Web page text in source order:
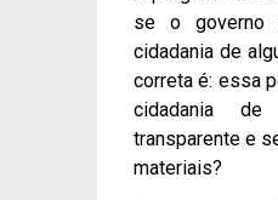
se o governo
cidadania de
correta é: essa
cidadania
transparente e
materiais?